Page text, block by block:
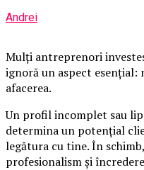
Andrei
Mulți antreprenori
ignoră un aspect
afacerea.
Un profil incomplet sau
determina un potențial
legătura cu tine. În
profesionalism și